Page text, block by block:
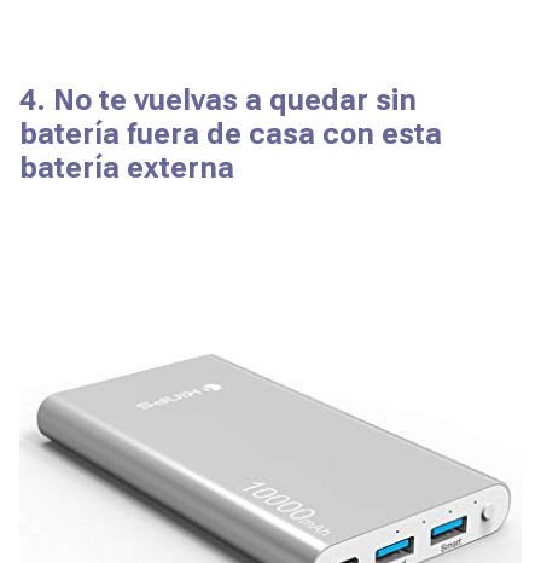
4. No te vuelvas a quedar sin
batería fuera de casa con esta
batería externa